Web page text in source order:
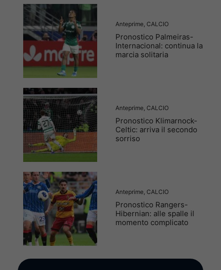
Anteprime, CALCIO
Pronostico Palmeiras-
Internacional: continua la
marcia solitaria
Anteprime, CALCIO
Pronostico Klimarnock-
Celtic: arriva il secondo
sorriso
Anteprime, CALCIO
Pronostico Rangers-
Hibernian: alle spalle il
momento complicato